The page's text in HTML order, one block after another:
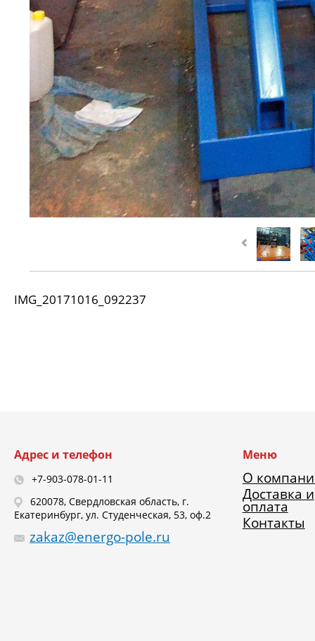
IMG_20171016_092237
Адрес и телефон
+7-903-078-01-11
620078, Свердловская область, г.
Екатеринбург, ул. Студенческая, 53, оф.2
zakaz@energo-pole.ru
Меню
О
Доставка и
оплата
Контакты